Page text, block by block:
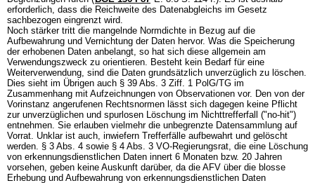
erforderlich, dass die Reichweite des Datenabgleichs im Gesetz
sachbezogen eingrenzt wird.
Noch stärker tritt die mangelnde Normdichte in Bezug auf die
Aufbewahrung und Vernichtung der Daten hervor. Was die Speicherung
der erhobenen Daten anbelangt, so hat sich diese allgemein am
Verwendungszweck zu orientieren. Besteht kein Bedarf für eine
Weiterverwendung, sind die Daten grundsätzlich unverzüglich zu löschen.
Dies sieht im Übrigen auch § 39 Abs. 3 Ziff. 1 PolG/TG im
Zusammenhang mit Aufzeichnungen von Observationen vor. Den von der
Vorinstanz angerufenen Rechtsnormen lässt sich dagegen keine Pflicht
zur unverzüglichen und spurlosen Löschung im Nichttrefferfall ("no-hit")
entnehmen. Sie erlauben vielmehr die unbegrenzte Datensammlung auf
Vorrat. Unklar ist auch, inwiefern Trefferfälle aufbewahrt und gelöscht
werden. § 3 Abs. 4 sowie § 4 Abs. 3 VO-Regierungsrat, die eine Löschung
von erkennungsdienstlichen Daten innert 6 Monaten bzw. 20 Jahren
vorsehen, geben keine Auskunft darüber, da die AFV über die blosse
Erhebung und Aufbewahrung von erkennungsdienstlichen Daten